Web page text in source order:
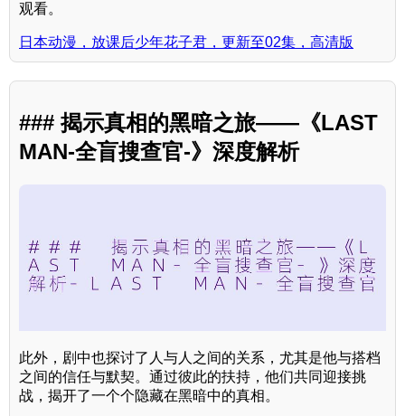
观看。
日本动漫，放课后少年花子君，更新至02集，高清版
### 揭示真相的黑暗之旅——《LAST
MAN-全盲搜查官-》深度解析
此外，剧中也探讨了人与人之间的关系，尤其是他与搭档
之间的信任与默契。通过彼此的扶持，他们共同迎接挑
战，揭开了一个个隐藏在黑暗中的真相。